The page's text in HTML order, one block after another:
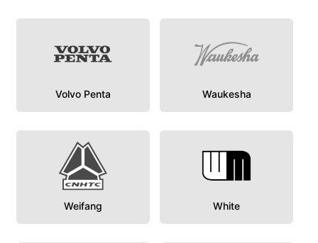
Volvo Penta Waukesha
Weifang White